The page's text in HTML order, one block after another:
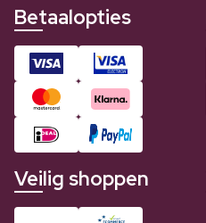
Betaalopties
Veilig shoppen